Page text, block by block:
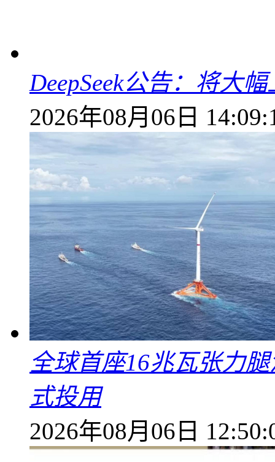
DeepSeek公告：将大
2026年08月06日
全球首座16兆瓦张力
式投用
2026年08月06日